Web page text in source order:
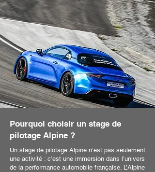
Pourquoi choisir un stage de
pilotage Alpine ?
Un stage de pilotage Alpine n’est pas seulement
une activité : c’est une immersion dans l’univers
de la performance automobile française. L’Alpine